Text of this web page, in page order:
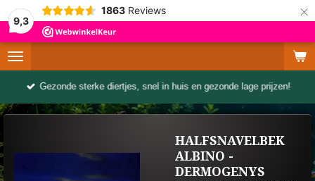
9,3
1863 Reviews ×
Gezonde sterke diertjes, snel in huis en gezonde lage prijzen!
HALFSNAVELBEK
ALBINO -
DERMOGENYS